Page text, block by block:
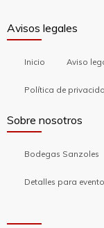
Avisos legales
Inicio Aviso
Política de
Sobre nosotros
Bodegas Sanzoles
Detalles para